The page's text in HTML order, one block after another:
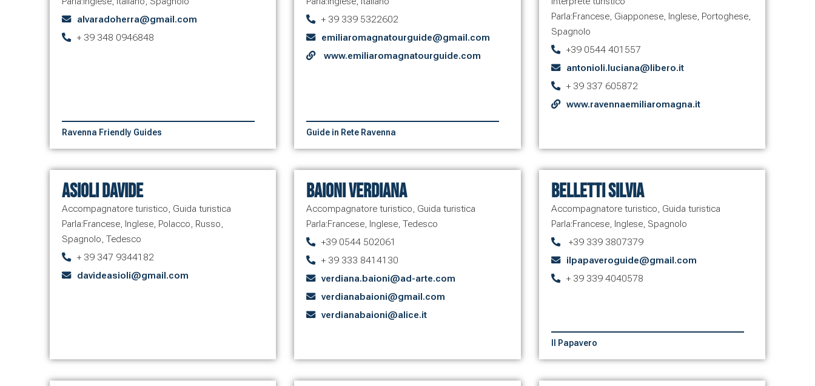
alvaradoherra@gmail.com
+ 39 348 0946848
Ravenna Friendly Guides
+ 39 339 5322602
emiliaromagnatourguide@gmail.com
www.emiliaromagnatourguide.com
Guide in Rete Ravenna
Parla:Francese, Giapponese, Inglese, Portoghese,
Spagnolo
+39 0544 401557
antonioli.luciana@libero.it
+ 39 337 605872
www.ravennaemiliaromagna.it
Asioli Davide
Accompagnatore turistico, Guida turistica
Parla:Francese, Inglese, Polacco, Russo,
Spagnolo, Tedesco
+ 39 347 9344182
davideasioli@gmail.com
Baioni Verdiana
Accompagnatore turistico, Guida turistica
Parla:Francese, Inglese,Tedesco
+39 0544 502061
+ 39 333 8414130
verdiana.baioni@ad-arte.com
verdianabaioni@gmail.com
verdianabaioni@alice.it
Belletti Silvia
Accompagnatore turistico, Guida turistica
Parla:Francese, Inglese, Spagnolo
+39 339 3807379
ilpapaveroguide@gmail.com
+ 39 339 4040578
Il Papavero